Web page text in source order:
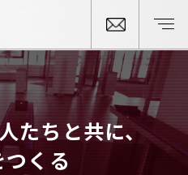
たちと共に、
くる